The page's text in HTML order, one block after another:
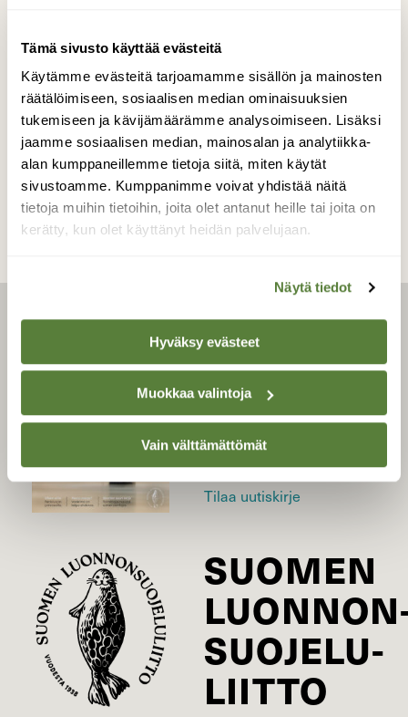
Tämä sivusto käyttää evästeitä
Käytämme evästeitä tarjoamamme sisällön ja mainosten
räätälöimiseen, sosiaalisen median ominaisuuksien
tukemiseen ja kävijämäärämme analysoimiseen. Lisäksi
jaamme sosiaalisen median, mainosalan ja analytiikka-
alan kumppaneillemme tietoja siitä, miten käytät
sivustoamme. Kumppanimme voivat yhdistää näitä
tietoja muihin tietoihin, joita olet antanut heille tai joita on
kerätty, kun olet käyttänyt heidän palvelujaan.
Näytä tiedot
Hyväksy evästeet
Muokkaa valintoja
Vain välttämättömät
äänettömässä luonnossa.
Kuvaaja: Helena Karhu
Kilpailun etusivulle
LEHTI
Uusin lehti
Tilaa Suomen Luonto
Tilaa digilukuoikeus
Äänestä parasta juttua
Tilaa uutiskirje
SUOMEN
SUOJELU­
LIITTO